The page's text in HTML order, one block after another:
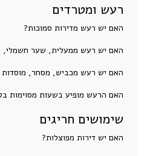
רעש ומטרדים
האם יש רעש מדירות סמוכות?
האם יש רעש ממעלית, שער חשמלי,
האם יש רעש מכביש, מסחר, מוסדות
האם הרעש מופיע בשעות מסוימות
שימושים חריגים
האם יש דירות מפוצלות?